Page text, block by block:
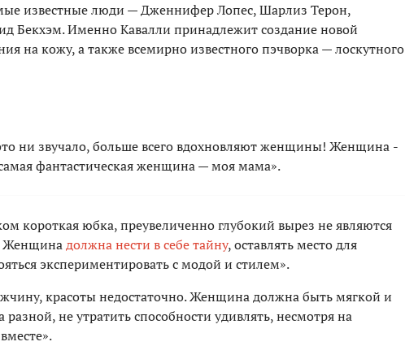
известные люди — Дженнифер Лопес, Шарлиз Терон,
Бекхэм. Именно Кавалли принадлежит создание новой
на кожу, а также всемирно известного пэчворка — лоскутного
ни звучало, больше всего вдохновляют женщины! Женщина
фантастическая женщина — моя мама».
короткая юбка, преувеличенно глубокий вырез не являются
Женщинадолжна нести в себе тайну, оставлять место для
экспериментировать с модой и стилем».
красоты недостаточно. Женщина должна быть мягкой и
не утратить способности удивлять, несмотря на